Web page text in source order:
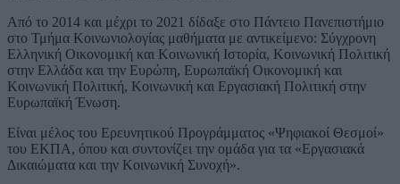
Από το 2014 και μέχρι το 2021 δίδαξε στο Πάντειο Πανεπιστήμιο
στο Τμήμα Κοινωνιολογίας μαθήματα με αντικείμενο: Σύγχρονη
Ελληνική Οικονομική και Κοινωνική Ιστορία, Κοινωνική Πολιτική
στην Ελλάδα και την Ευρώπη, Ευρωπαϊκή Οικονομική και
Κοινωνική Πολιτική, Κοινωνική και Εργασιακή Πολιτική στην
Ευρωπαϊκή Ένωση.
Είναι μέλος του Ερευνητικού Προγράμματος «Ψηφιακοί Θεσμοί»
του ΕΚΠΑ, όπου και συντονίζει την ομάδα για τα «Εργασιακά
Δικαιώματα και την Κοινωνική Συνοχή».